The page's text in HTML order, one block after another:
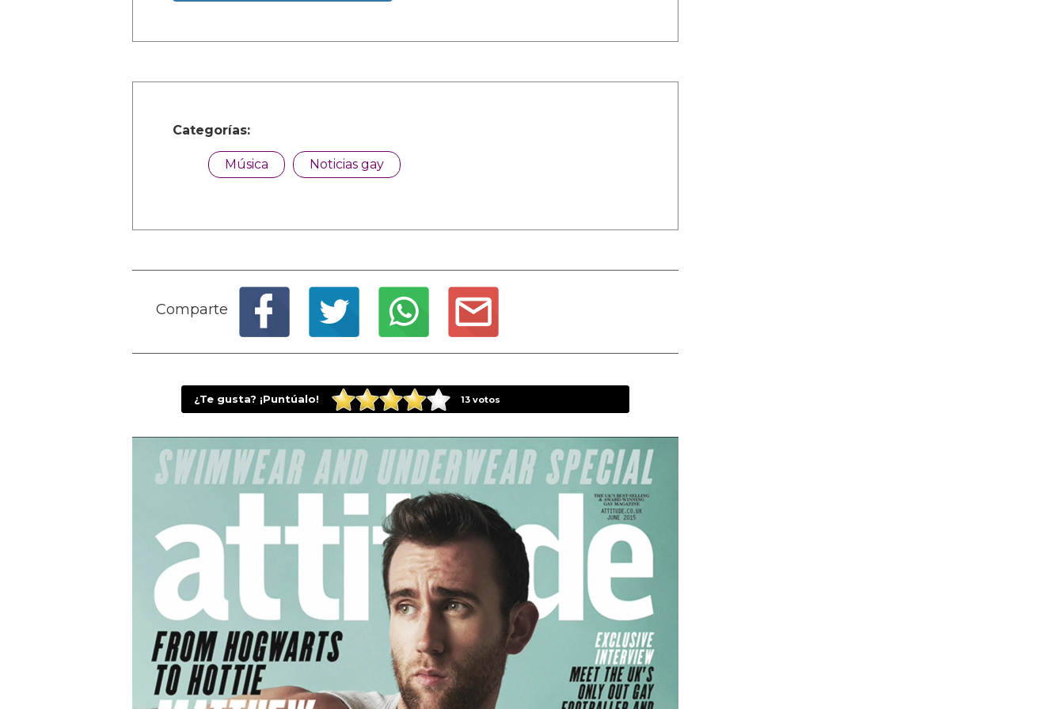
Categorías:
Música Noticias gay
Comparte
¿Te gusta? ¡Puntúalo! 13 votos